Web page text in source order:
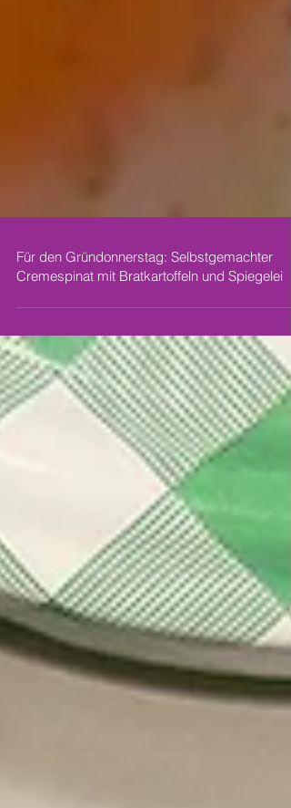
Für den Gründonnerstag: Selbstgemachter
Cremespinat mit Bratkartoffeln und Spiegelei